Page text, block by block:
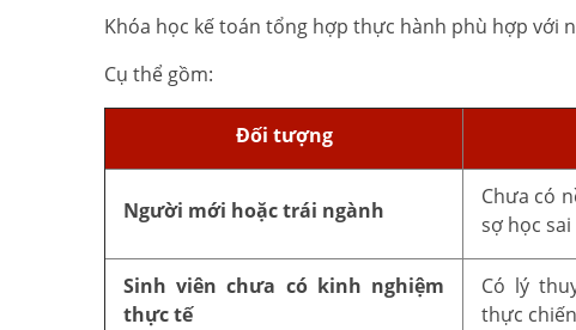
Khóa học kế toán tổng hợp thực hành phù hợp với
Cụ thể gồm:
Đối tượng
Người mới hoặc trái ngành
Chưa có
sợ học sai
Sinh viên chưa có kinh nghiệm
thực tế
Có lý
thực